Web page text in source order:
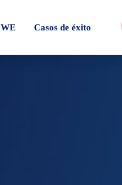
WE Casos de éxito